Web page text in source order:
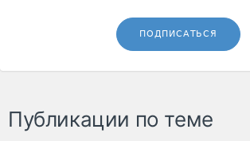
ПОДПИСАТЬСЯ
Публикации по теме